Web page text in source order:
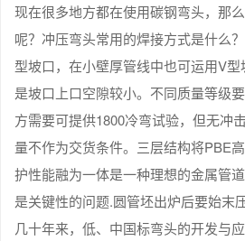
现在很多地方都在使用碳钢弯头，那
呢？冲压弯头常用的焊接方式是什么
型坡口，在小壁厚管线中也可运用V
是坡口上口空隙较小。不同质量等级
方需要可提供1800冷弯试验，但无冲
量不作为交货条件。三层结构将PBE
护性能融为一体是一种理想的金属管
是关键性的问题.圆管坯出炉后要始末
几十年来，低、中国标弯头的开发与